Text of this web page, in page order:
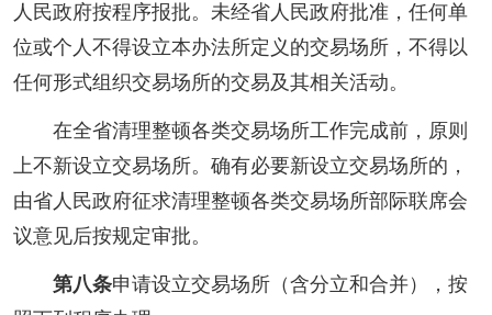
人民政府按程序报批。未经省人民政府批准，任何单
位或个人不得设立本办法所定义的交易场所，不得以
任何形式组织交易场所的交易及其相关活动。
在全省清理整顿各类交易场所工作完成前，原则
上不新设立交易场所。确有必要新设立交易场所的，
由省人民政府征求清理整顿各类交易场所部际联席会
议意见后按规定审批。
第八条申请设立交易场所（含分立和合并），按